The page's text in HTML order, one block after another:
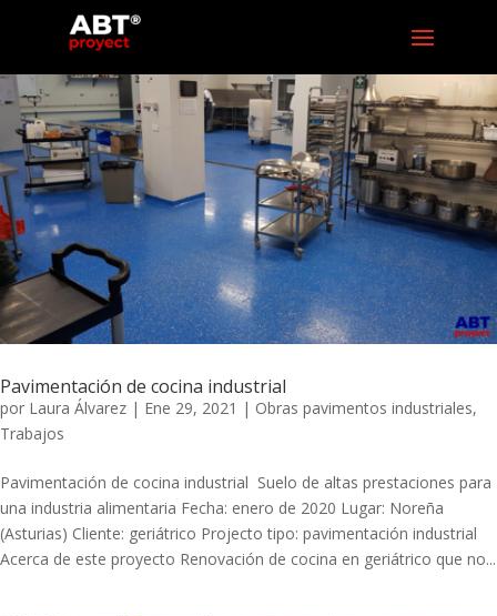
Pavimentación de cocina industrial
por Laura Álvarez | Ene 29, 2021 | Obras pavimentos industriales,
Trabajos
Pavimentación de cocina industrial Suelo de altas prestaciones para
una industria alimentaria Fecha: enero de 2020 Lugar: Noreña
(Asturias) Cliente: geriátrico Projecto tipo: pavimentación industrial
Acerca de este proyecto Renovación de cocina en geriátrico que no...